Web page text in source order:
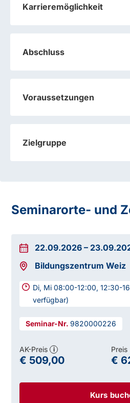
Karrieremöglichkeit
Abschluss
Voraussetzungen
Zielgruppe
Seminarorte- und
22.09.2026 –
Bildungszentrum Weiz
Di, Mi 08:00-12:00, 12:30-
verfügbar)
9820000226
Kurs
AK-Preis i
€ 509,00
Preis
€